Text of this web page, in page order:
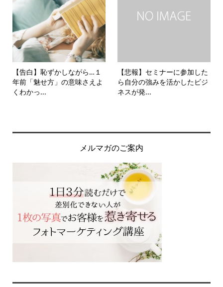
【告白】恥ずかしながら…１
年前「魅せ方」の意味さえよ
くわかっ...
【悲報】セミナーに参加した
ら自分の強みを活かしたビジ
ネスが発...
メルマガのご案内